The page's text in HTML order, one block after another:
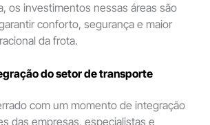
os investimentos nessas áreas são
conforto, segurança e maior
da frota.
do setor de transporte
com um momento de integração
das empresas, especialistas e